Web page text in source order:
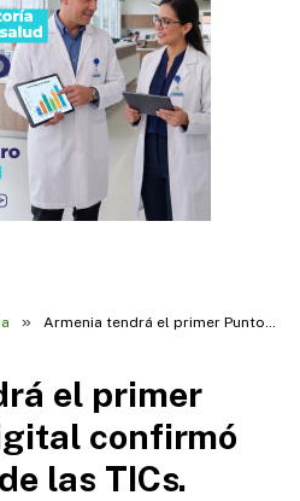
» Armenia tendrá el primer Punto Vive Digital confirmó el Ministerio de las TICs.
el primer
confirmó
las TICs.